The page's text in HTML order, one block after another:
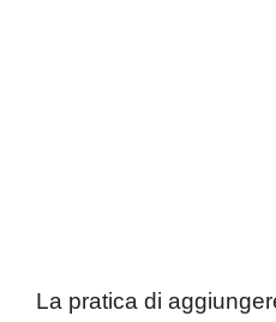
La pratica di